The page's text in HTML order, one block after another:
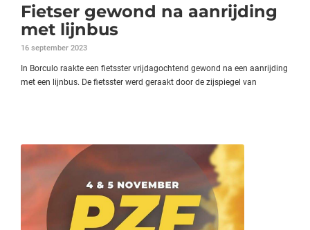
Fietser gewond na aanrijding
met lijnbus
16 september 2023
In Borculo raakte een fietsster vrijdagochtend gewond na een aanrijding
met een lijnbus. De fietsster werd geraakt door de zijspiegel van